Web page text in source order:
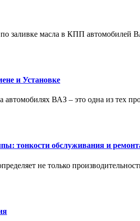
по заливке масла в КПП автомобилей
и Установке
ВАЗ – это одна из тех
тонкости обслуживания и
не только